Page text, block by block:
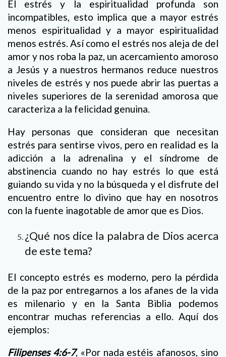
El estrés y la espiritualidad profunda son
incompatibles, esto implica que a mayor estrés
menos espiritualidad y a mayor espiritualidad
menos estrés. Así como el estrés nos aleja de del
amor y nos roba la paz, un acercamiento amoroso
a Jesús y a nuestros hermanos reduce nuestros
niveles de estrés y nos puede abrir las puertas a
niveles superiores de la serenidad amorosa que
caracteriza a la felicidad genuina.
Hay personas que consideran que necesitan
estrés para sentirse vivos, pero en realidad es la
adicción a la adrenalina y el síndrome de
abstinencia cuando no hay estrés lo que está
guiando su vida y no la búsqueda y el disfrute del
encuentro entre lo divino que hay en nosotros
con la fuente inagotable de amor que es Dios.
¿Qué nos dice la palabra de Dios acerca
de este tema?
El concepto estrés es moderno, pero la pérdida
de la paz por entregarnos a los afanes de la vida
es milenario y en la Santa Biblia podemos
encontrar muchas referencias a ello. Aquí dos
ejemplos:
Filipenses 4:6-7, «Por nada estéis afanosos, sino